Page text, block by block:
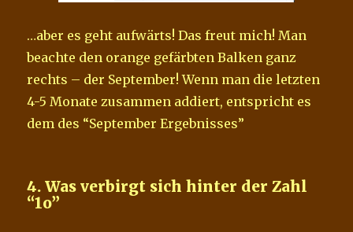
…aber es geht aufwärts! Das freut mich! Man
beachte den orange gefärbten Balken ganz
rechts – der September! Wenn man die letzten
4-5 Monate zusammen addiert, entspricht es
dem des “September Ergebnisses”
4. Was verbirgt sich hinter der Zahl
“1o”